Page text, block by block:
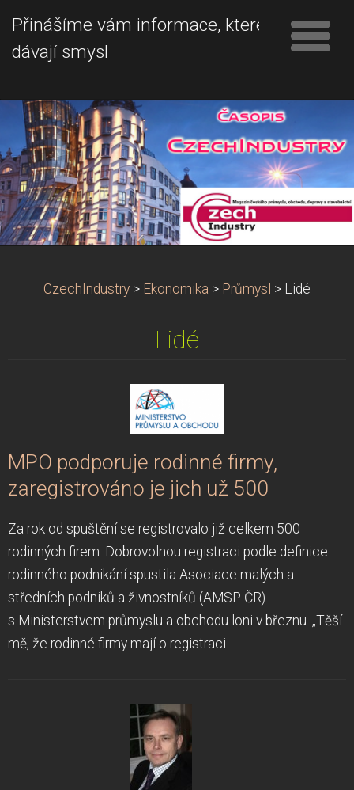
Přinášíme vám informace, které
dávají smysl
CzechIndustry > Ekonomika > Průmysl > Lidé
Lidé
MPO podporuje rodinné firmy,
zaregistrováno je jich už 500
Za rok od spuštění se registrovalo již celkem 500
rodinných firem. Dobrovolnou registraci podle definice
rodinného podnikání spustila Asociace malých a
středních podniků a živnostníků (AMSP ČR)
s Ministerstvem průmyslu a obchodu loni v březnu. „Těší
mě, že rodinné firmy mají o registraci...